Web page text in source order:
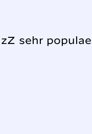
sehr